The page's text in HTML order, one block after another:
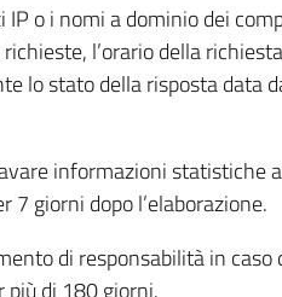
o i nomi a dominio dei
l’orario della
lo stato della risposta
informazioni
giorni dopo l’elaborazione.
di responsabilità in
di 180 giorni.